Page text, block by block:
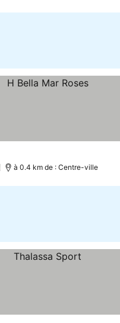
à 0.4 km de : Centre-ville